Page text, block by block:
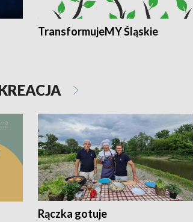
TransformujeMY Śląskie
Rączka gotuje